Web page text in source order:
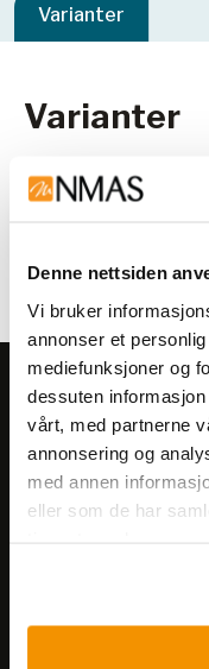
Denne nettsiden
Vi bruker
annonser et
mediefunksjoner og
dessuten
vårt, med partnerne
annonsering og
med annen
eller som de har
Varianter
Varianter
Meld deg på
Få